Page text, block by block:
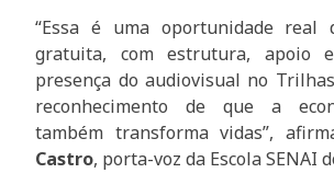
“Essa é uma oportunidade real
gratuita, com estrutura, apoio
presença do audiovisual no
reconhecimento de que a
também transforma vidas”,
Castro, porta-voz da Escola SENAI